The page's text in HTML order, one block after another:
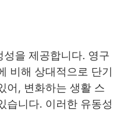
을 제공합니다. 영구
비해 상대적으로 단기
어, 변화하는 생활 스
습니다. 이러한 유동성